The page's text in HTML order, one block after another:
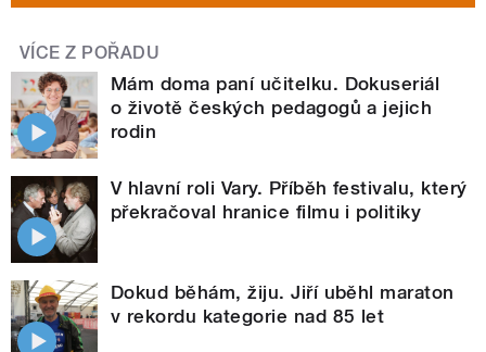
VÍCE Z POŘADU
Mám doma paní učitelku. Dokuseriál
o životě českých pedagogů a jejich
rodin
V hlavní roli Vary. Příběh festivalu, který
překračoval hranice filmu i politiky
Dokud běhám, žiju. Jiří uběhl maraton
v rekordu kategorie nad 85 let